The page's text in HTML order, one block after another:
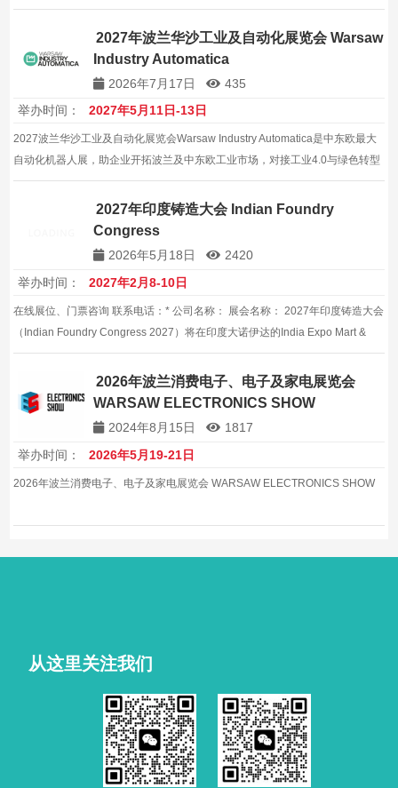
2027年波兰华沙工业及自动化展览会 Warsaw
Industry Automatica
2026年7月17日
435
举办时间：
2027年5月11日-13日
2027波兰华沙工业及自动化展览会Warsaw Industry Automatica是中东欧最大
自动化机器人展，助企业开拓波兰及中东欧工业市场，对接工业4.0与绿色转型
需求，把握区域制造升级新机遇，建立本地渠道，实现高质量合作共赢，共创
2027年印度铸造大会 Indian Foundry
Congress
2026年5月18日
2420
举办时间：
2027年2月8-10日
在线展位、门票咨询 联系电话：* 公司名称： 展会名称： 2027年印度铸造大会
（Indian Foundry Congress 2027）将在印度大诺伊达的India Expo Mart &
Centre隆重举行。作为印度铸造行业最具权威性的专业盛会，印度铸造大会由
印度铸造协会（Institute of ...2026年波兰消费电子、电子及家电展览会
WARSAW ELECTRONICS SHOW
2024年8月15日
1817
举办时间：
2026年5月19-21日
2026年波兰消费电子、电子及家电展览会 WARSAW ELECTRONICS SHOW
从这里关注我们